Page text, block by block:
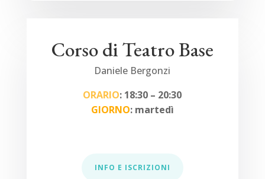
Corso di Teatro Base
Daniele Bergonzi
ORARIO: 18:30 – 20:30
GIORNO: martedì
INFO E ISCRIZIONI